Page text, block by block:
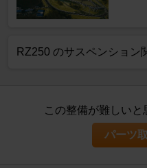
RZ250 のサスペンション
この整備が難しいと
パーツ